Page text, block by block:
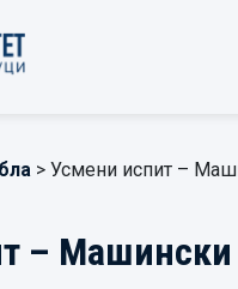
> Усмени испит –
– Машински